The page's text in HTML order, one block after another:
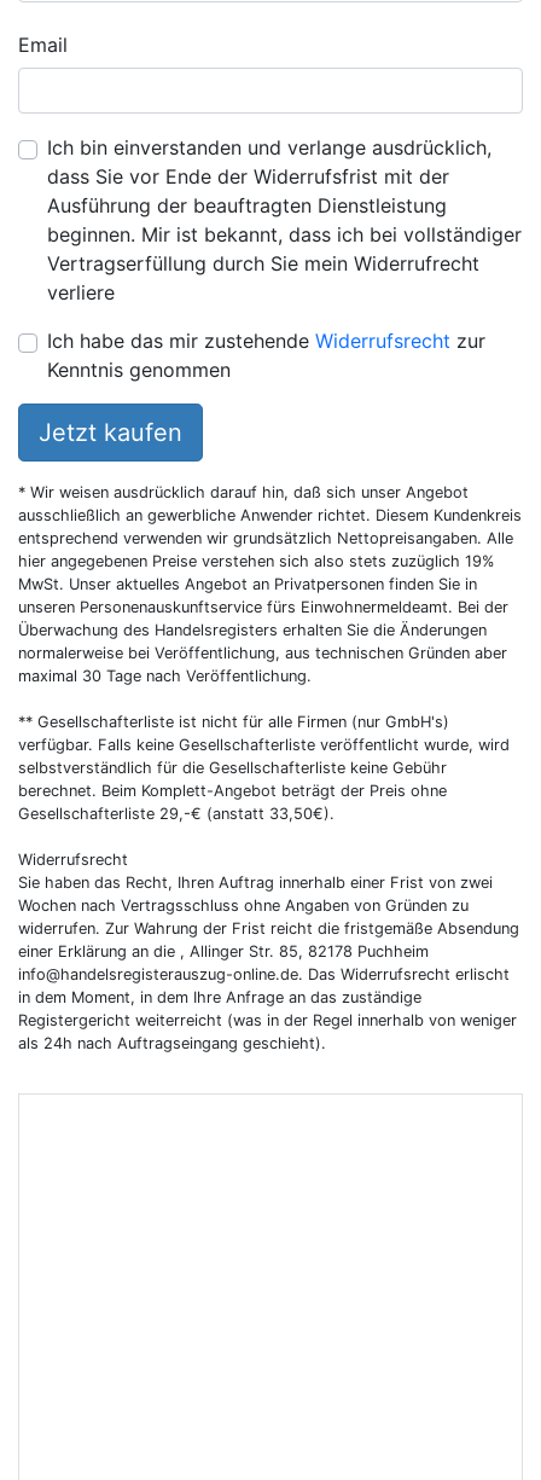
Email
Ich bin einverstanden und verlange ausdrücklich,
dass Sie vor Ende der Widerrufsfrist mit der
Ausführung der beauftragten Dienstleistung
beginnen. Mir ist bekannt, dass ich bei vollständiger
Vertragserfüllung durch Sie mein Widerrufrecht
verliere
Ich habe das mir zustehende Widerrufsrecht zur
Kenntnis genommen
Jetzt kaufen
* Wir weisen ausdrücklich darauf hin, daß sich unser Angebot
ausschließlich an gewerbliche Anwender richtet. Diesem Kundenkreis
entsprechend verwenden wir grundsätzlich Nettopreisangaben. Alle
hier angegebenen Preise verstehen sich also stets zuzüglich 19%
MwSt. Unser aktuelles Angebot an Privatpersonen finden Sie in
unseren Personenauskunftservice fürs Einwohnermeldeamt. Bei der
Überwachung des Handelsregisters erhalten Sie die Änderungen
normalerweise bei Veröffentlichung, aus technischen Gründen aber
maximal 30 Tage nach Veröffentlichung.
** Gesellschafterliste ist nicht für alle Firmen (nur GmbH's)
verfügbar. Falls keine Gesellschafterliste veröffentlicht wurde, wird
selbstverständlich für die Gesellschafterliste keine Gebühr
berechnet. Beim Komplett-Angebot beträgt der Preis ohne
Gesellschafterliste 29,-€ (anstatt 33,50€).
Widerrufsrecht
Sie haben das Recht, Ihren Auftrag innerhalb einer Frist von zwei
Wochen nach Vertragsschluss ohne Angaben von Gründen zu
widerrufen. Zur Wahrung der Frist reicht die fristgemäße Absendung
einer Erklärung an die , Allinger Str. 85, 82178 Puchheim
info@handelsregisterauszug-online.de. Das Widerrufsrecht erlischt
in dem Moment, in dem Ihre Anfrage an das zuständige
Registergericht weiterreicht (was in der Regel innerhalb von weniger
als 24h nach Auftragseingang geschieht).